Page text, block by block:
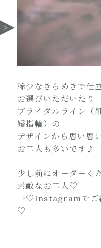
稀少なきらめきで仕
お選びいただいたり
ブライダルライン（
婚指輪）の
デザインから思い思
お二人も多いです♪
少し前にオーダーく
素敵なお二人♡
→♡Instagramでご
♡